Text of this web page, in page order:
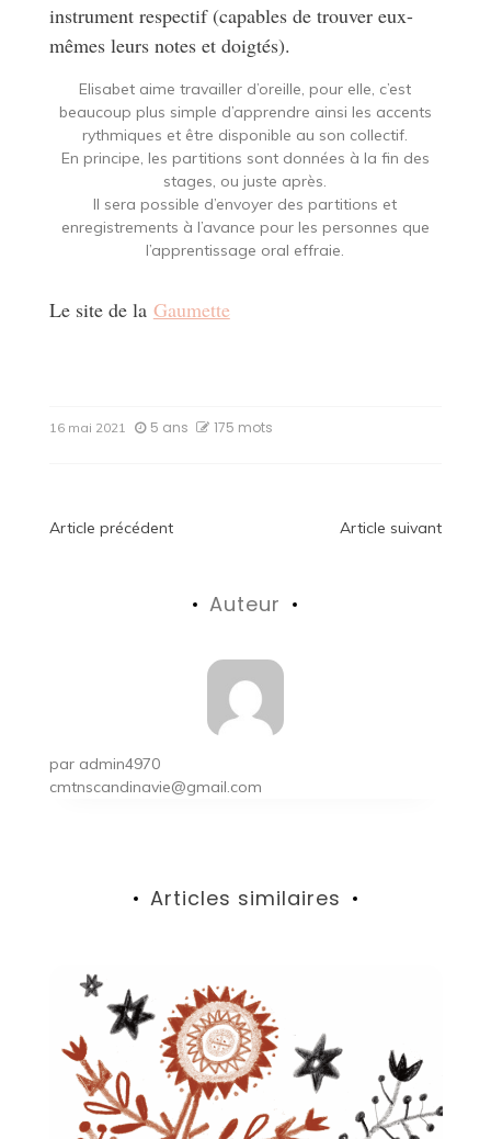
instrument respectif (capables de trouver eux-
mêmes leurs notes et doigtés).
Elisabet aime travailler d’oreille, pour elle, c’est
beaucoup plus simple d’apprendre ainsi les accents
rythmiques et être disponible au son collectif.
En principe, les partitions sont données à la fin des
stages, ou juste après.
Il sera possible d’envoyer des partitions et
enregistrements à l’avance pour les personnes que
l’apprentissage oral effraie.
Le site de la Gaumette
16 mai 2021 5 ans 175 mots
Navigation
Article précédent Article suivant
Auteur
par admin4970
cmtnscandinavie@gmail.com
Articles similaires